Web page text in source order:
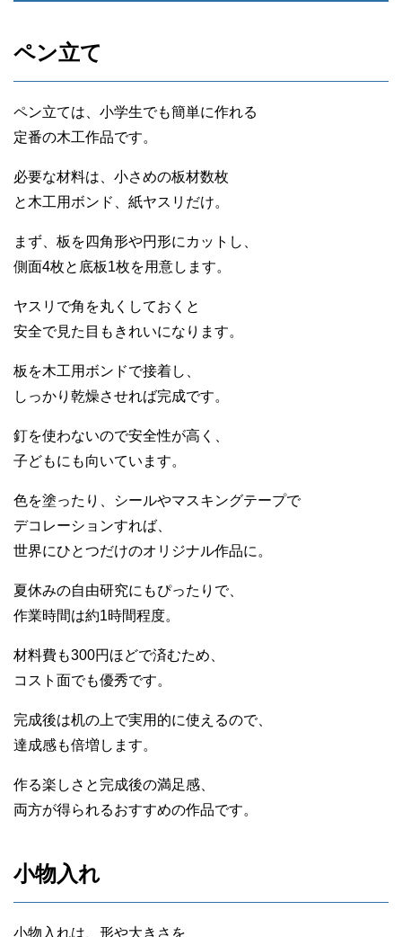
ペン立て
ペン立ては、小学生でも簡単に作れる
定番の木工作品です。
必要な材料は、小さめの板材数枚
と木工用ボンド、紙ヤスリだけ。
まず、板を四角形や円形にカットし、
側面4枚と底板1枚を用意します。
ヤスリで角を丸くしておくと
安全で見た目もきれいになります。
板を木工用ボンドで接着し、
しっかり乾燥させれば完成です。
釘を使わないので安全性が高く、
子どもにも向いています。
色を塗ったり、シールやマスキングテープで
デコレーションすれば、
世界にひとつだけのオリジナル作品に。
夏休みの自由研究にもぴったりで、
作業時間は約1時間程度。
材料費も300円ほどで済むため、
コスト面でも優秀です。
完成後は机の上で実用的に使えるので、
達成感も倍増します。
作る楽しさと完成後の満足感、
両方が得られるおすすめの作品です。
小物入れ
小物入れは、形や大きさを